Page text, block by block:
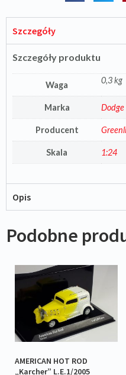
Szczegóły
Szczegóły produktu
Waga 0,3 kg
Marka Dodge
Producent
Skala 1:24
Opis
Podobne
AMERICAN HOT ROD
„Karcher” L.E.1/2005